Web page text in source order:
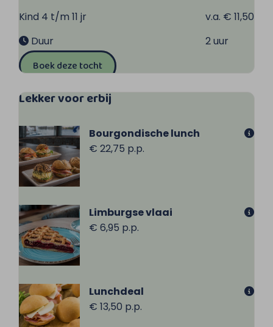
Kind 4 t/m 11 jr
v.a. € 11,50
Duur
2 uur
Boek deze tocht
Lekker voor erbij
Bourgondische lunch
€ 22,75 p.p.
Limburgse vlaai
€ 6,95 p.p.
Lunchdeal
€ 13,50 p.p.